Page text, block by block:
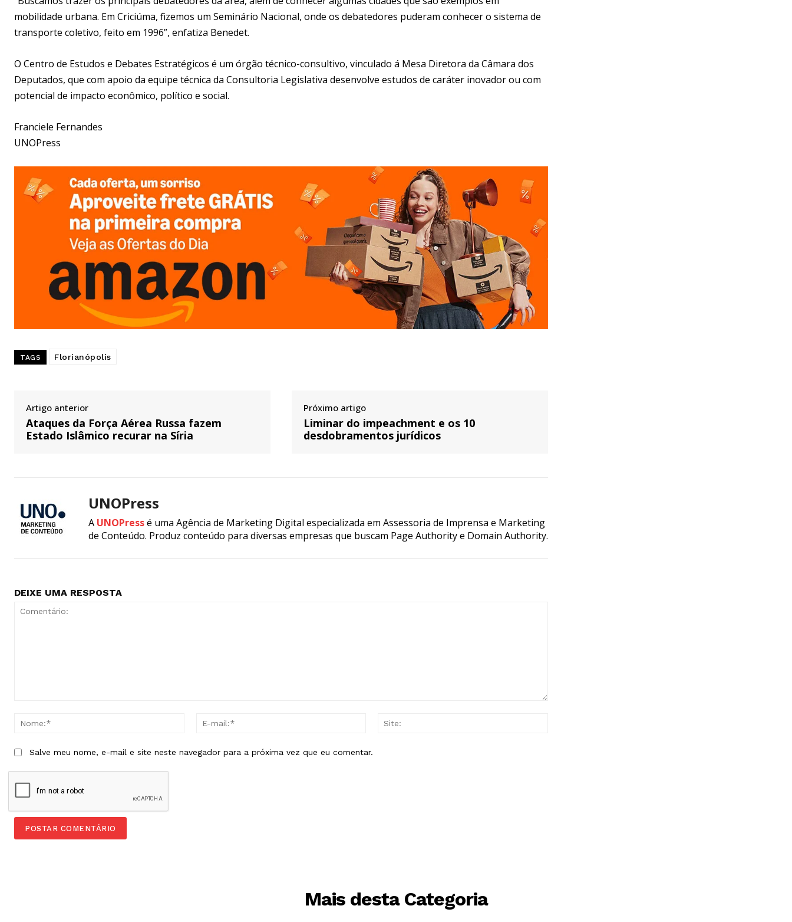
mobilidade urbana. Em Criciúma, fizemos um Seminário Nacional, onde os debatedores puderam conhecer o sistema de
transporte coletivo, feito em 1996”, enfatiza Benedet.
O Centro de Estudos e Debates Estratégicos é um órgão técnico-consultivo, vinculado á Mesa Diretora da Câmara dos
Deputados, que com apoio da equipe técnica da Consultoria Legislativa desenvolve estudos de caráter inovador ou com
potencial de impacto econômico, político e social.
Franciele Fernandes
UNOPress
TAGS Florianópolis
Artigo anterior
Ataques da Força Aérea Russa fazem
Estado Islâmico recurar na Síria
Próximo artigo
Liminar do impeachment e os 10
desdobramentos jurídicos
UNOPress
A UNOPressé uma Agência de Marketing Digital especializada em Assessoria de Imprensa e Marketing
de Conteúdo. Produz conteúdo para diversas empresas que buscam Page Authority e Domain Authority.
DEIXE UMA RESPOSTA
Salve meu nome, e-mail e site neste navegador para a próxima vez que eu comentar.
Mais desta Categoria